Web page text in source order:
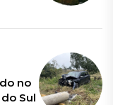
no
Sul